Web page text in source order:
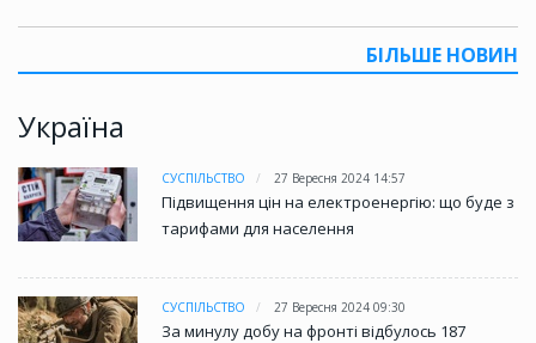
БІЛЬШЕ НОВИН
Україна
СУСПІЛЬСТВО 27 Вересня 2024 14:57
Підвищення цін на електроенергію: що буде з
тарифами для населення
СУСПІЛЬСТВО 27 Вересня 2024 09:30
За минулу добу на фронті відбулось 187